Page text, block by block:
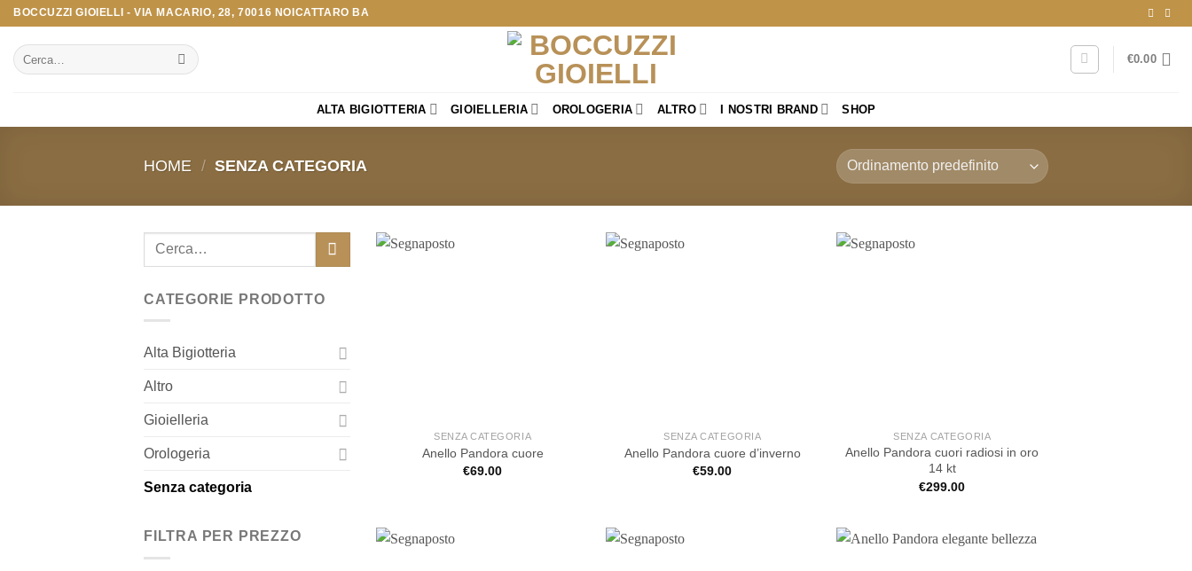
Salta
contenuti
BOCCUZZI GIOIELLI - VIA MACARIO, 28, 70016 NOICATTARO BA
Cerca:
€0.00
ALTA BIGIOTTERIA GIOIELLERIA OROLOGERIA ALTRO I NOSTRI BRAND SHOP
HOME / SENZA CATEGORIA
Cerca:
CATEGORIE PRODOTTO
Alta Bigiotteria
Altro
Gioielleria
Orologeria
Senza categoria
FILTRA PER PREZZO
SENZA CATEGORIA
Anello Pandora cuore
€69.00
SENZA CATEGORIA
Anello Pandora cuore d’inverno
€59.00
SENZA CATEGORIA
Anello Pandora cuori radiosi in oro
14 kt
€299.00